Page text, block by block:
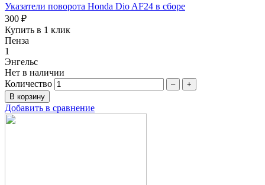
Указатели поворота Honda Dio AF24 в сборе
300 ₽
Купить в 1 клик
Пенза
1
Энгельс
Нет в наличии
Количество
– +
Добавить в сравнение